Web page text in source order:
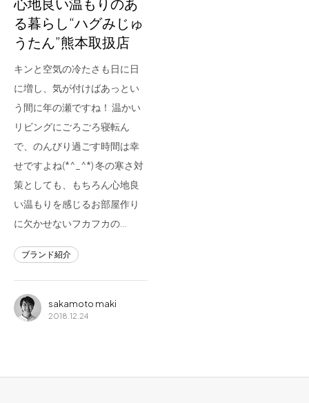
フラッグシップストア
熊本店
Arv
る暮らし“ハグみじゅ
うたん”熊本取扱店
キンと空気の冷たさも日に日
に増し、気が付けばあっとい
う間に年の瀬ですね！ 温かい
リビングにごろごろ寝転ん
で、のんびり過ごす時間は幸
せですよね(*^_^*) 冬の寒さ対
策としても、もちろん心地良
い温もりを感じるお部屋作り
に欠かせないフカフカの…
ブランド紹介
sakamoto maki
2018.12.24